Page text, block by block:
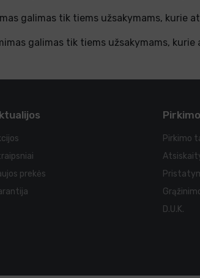
galimas tik tiems užsakymams, kurie
galimas tik tiems užsakymams,
prekės
Pirkimo
D.U.K.